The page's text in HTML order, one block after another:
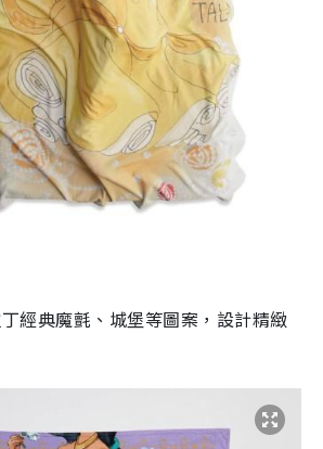
經典魔氈、城堡等圖案，設計精緻